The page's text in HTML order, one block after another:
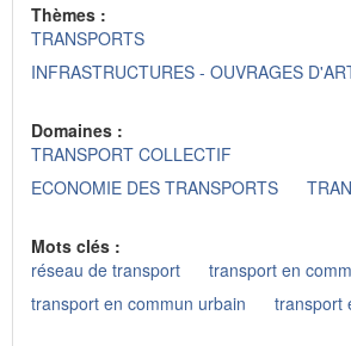
Thèmes :
TRANSPORTS
INFRASTRUCTURES - OUVRAGES
Domaines :
TRANSPORT COLLECTIF
ECONOMIE DES TRANSPORTS
Mots clés :
réseau de transport
transport en
transport en commun urbain
transport